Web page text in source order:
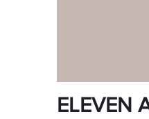
ELEVEN